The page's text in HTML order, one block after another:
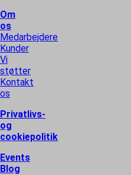
Om
os
Medarbejdere
Kunder
Vi
støtter
Kontakt
os
Privatlivs-
og
cookiepolitik
Events
Blog